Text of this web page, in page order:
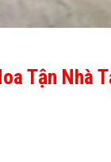
Tận Nhà